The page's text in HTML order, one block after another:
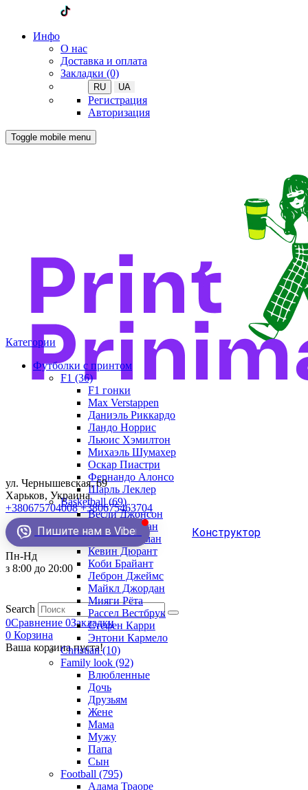
Инфо
О нас
Доставка и оплата
Закладки (0)
RU UA
Регистрация
Авторизация
Toggle mobile menu
ул. Чернышевская, 69
Харьков, Украина
+380675704008 +380675463704
Пишите нам в Viber Конструктор
Пн-Нд
з 8:00 до 20:00
Search
0Сравнение 0Закладки
0 Корзина
Ваша корзина пуста!
Категории
Футболки с принтом
F1 (36)
F1 гонки
Max Verstappen
Даниэль Риккардо
Ландо Норрис
Льюис Хэмилтон
Михаэль Шумахер
Оскар Пиастри
Фернандо Алонсо
Шарль Леклер
Basketball (69)
Весли Джонсон
Демар Деразан
Деннис Родман
Кевин Дюрант
Коби Брайант
Леброн Джеймс
Майкл Джордан
Мияги Рёта
Рассел Вестбрук
Стефен Карри
Энтони Кармело
Christian (10)
Family look (92)
Влюбленные
Дочь
Друзьям
Жене
Мама
Мужу
Папа
Сын
Football (795)
Адама Траоре